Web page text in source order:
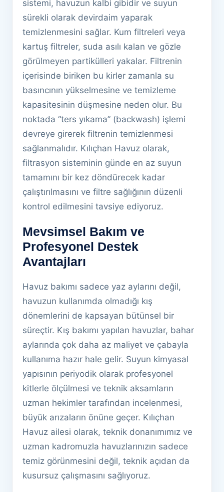
sistemi, havuzun kalbi gibidir ve suyun
sürekli olarak devirdaim yaparak
temizlenmesini sağlar. Kum filtreleri veya
kartuş filtreler, suda asılı kalan ve gözle
görülmeyen partikülleri yakalar. Filtrenin
içerisinde biriken bu kirler zamanla su
basıncının yükselmesine ve temizleme
kapasitesinin düşmesine neden olur. Bu
noktada “ters yıkama” (backwash) işlemi
devreye girerek filtrenin temizlenmesi
sağlanmalıdır. Kılıçhan Havuz olarak,
filtrasyon sisteminin günde en az suyun
tamamını bir kez döndürecek kadar
çalıştırılmasını ve filtre sağlığının düzenli
kontrol edilmesini tavsiye ediyoruz.
Mevsimsel Bakım ve
Profesyonel Destek
Avantajları
Havuz bakımı sadece yaz aylarını değil,
havuzun kullanımda olmadığı kış
dönemlerini de kapsayan bütünsel bir
süreçtir. Kış bakımı yapılan havuzlar, bahar
aylarında çok daha az maliyet ve çabayla
kullanıma hazır hale gelir. Suyun kimyasal
yapısının periyodik olarak profesyonel
kitlerle ölçülmesi ve teknik aksamların
uzman hekimler tarafından incelenmesi,
büyük arızaların önüne geçer. Kılıçhan
Havuz ailesi olarak, teknik donanımımız ve
uzman kadromuzla havuzlarınızın sadece
temiz görünmesini değil, teknik açıdan da
kusursuz çalışmasını sağlıyoruz.